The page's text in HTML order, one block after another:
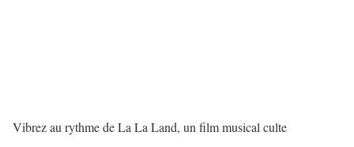
Vibrez au rythme de La La Land, un film musical culte